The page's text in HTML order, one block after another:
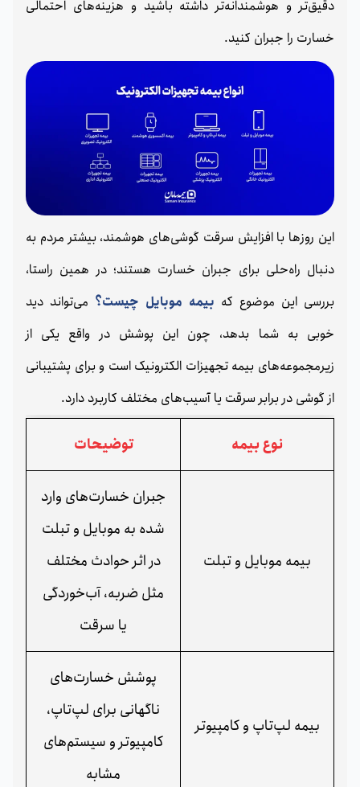
دقیق‌تر و هوشمندانه‌تر داشته باشید و هزینه‌های احتمالی
خسارت را جبران کنید.
این روزها با افزایش سرقت گوشی‌های هوشمند، بیشتر مردم به
دنبال راه‌حلی برای جبران خسارت هستند؛ در همین راستا،
بررسی این موضوع که بیمه موبایل چیست؟ می‌تواند دید
خوبی به شما بدهد، چون این پوشش در واقع یکی از
زیرمجموعه‌های بیمه تجهیزات الکترونیک است و برای پشتیبانی
از گوشی در برابر سرقت یا آسیب‌های مختلف کاربرد دارد.
نوع بیمه توضیحات
بیمه موبایل و تبلت
جبران خسارت‌های وارد
شده به موبایل و تبلت
در اثر حوادث مختلف
مثل ضربه، آب‌خوردگی
یا سرقت
بیمه لپ‌تاپ و کامپیوتر
پوشش خسارت‌های
ناگهانی برای لپ‌تاپ،
کامپیوتر و سیستم‌های
مشابه